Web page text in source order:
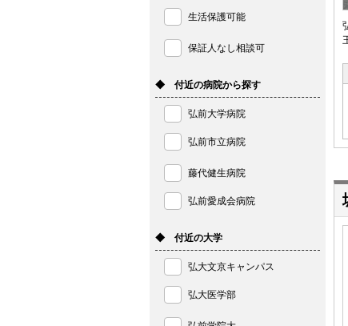
生活保護可能
保証人なし相談可
◆ 付近の病院から探す
弘前大学病院
弘前市立病院
藤代健生病院
弘前愛成会病院
◆ 付近の大学
弘大文京キャンパス
弘大医学部